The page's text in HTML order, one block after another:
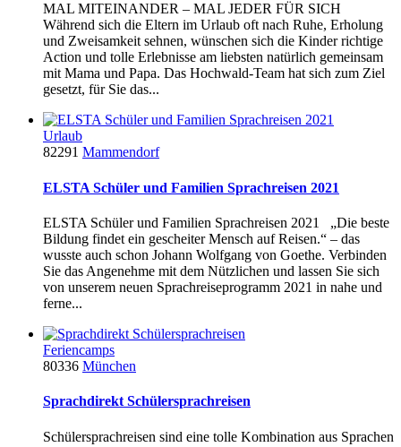
MAL MITEINANDER – MAL JEDER FÜR SICH
Während sich die Eltern im Urlaub oft nach Ruhe, Erholung
und Zweisamkeit sehnen, wünschen sich die Kinder richtige
Action und tolle Erlebnisse am liebsten natürlich gemeinsam
mit Mama und Papa. Das Hochwald-Team hat sich zum Ziel
gesetzt, für Sie das...
Urlaub
82291 Mammendorf
ELSTA Schüler und Familien Sprachreisen 2021
ELSTA Schüler und Familien Sprachreisen 2021 „Die beste
Bildung findet ein gescheiter Mensch auf Reisen.“ – das
wusste auch schon Johann Wolfgang von Goethe. Verbinden
Sie das Angenehme mit dem Nützlichen und lassen Sie sich
von unserem neuen Sprachreiseprogramm 2021 in nahe und
ferne...
Feriencamps
80336 München
Sprachdirekt Schülersprachreisen
Schülersprachreisen sind eine tolle Kombination aus Sprachen